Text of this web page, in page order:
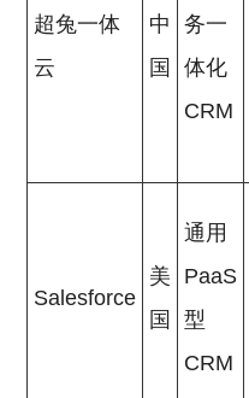
超兔一体
云
中
国
务一
体化
CRM
Salesforce
美
国
通用
PaaS
型
CRM